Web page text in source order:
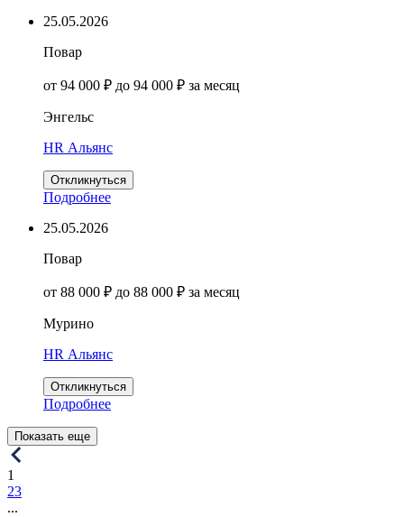
25.05.2026
Повар
от 94 000 ₽ до 94 000 ₽ за месяц
Энгельс
HR Альянс
Откликнуться
Подробнее
25.05.2026
Повар
от 88 000 ₽ до 88 000 ₽ за месяц
Мурино
HR Альянс
Откликнуться
Подробнее
Показать еще
1
23
...